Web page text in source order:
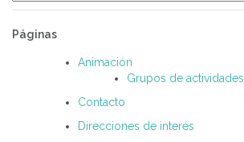
Páginas
Animación
Grupos de actividades
Contacto
Direcciones de interés